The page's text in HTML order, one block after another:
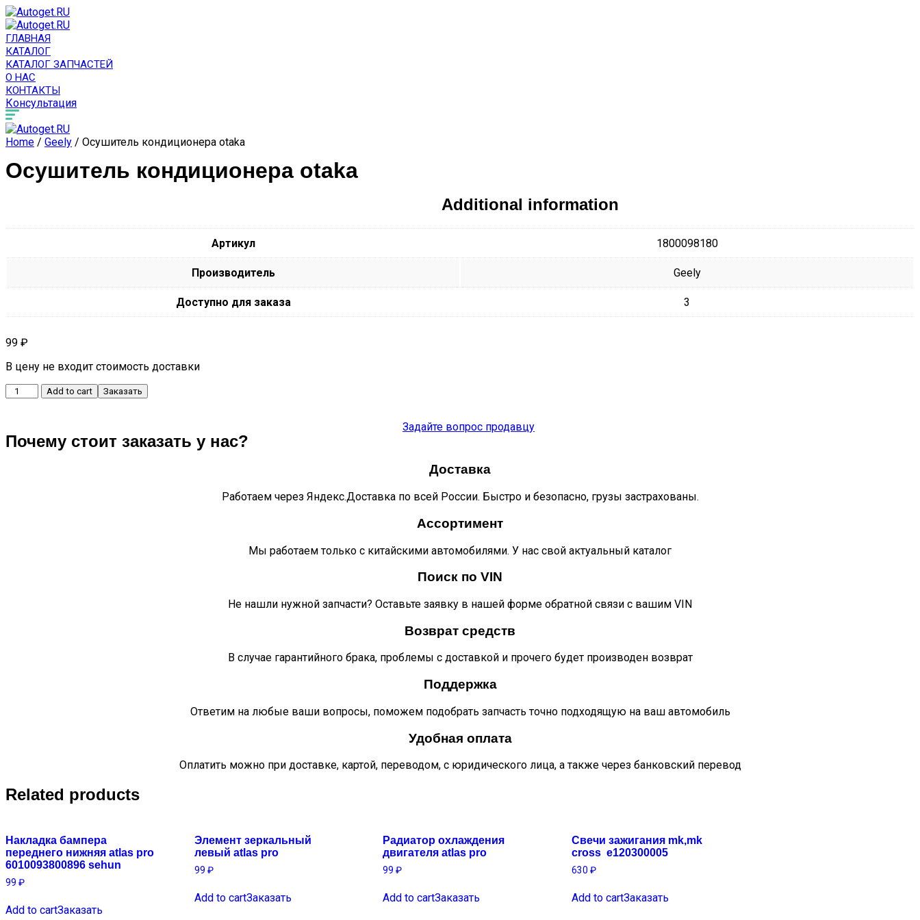
ГЛАВНАЯ
КАТАЛОГ
КАТАЛОГ ЗАПЧАСТЕЙ
О НАС
КОНТАКТЫ
Консультация
Home / Geely / Осушитель кондиционера otaka
Осушитель кондиционера otaka
Additional information
Артикул 1800098180
Производитель Geely
Доступно для заказа 3
99 ₽
В цену не входит стоимость доставки
Осушитель
кондиционера
Add to cart Заказать
Задайте вопрос продавцу
Почему стоит заказать у нас?
Доставка
Работаем через Яндекс.Доставка по всей России. Быстро и безопасно, грузы застрахованы.
Ассортимент
Мы работаем только с китайскими автомобилями. У нас свой актуальный каталог
Поиск по VIN
Не нашли нужной запчасти? Оставьте заявку в нашей форме обратной связи с вашим VIN
Возврат средств
В случае гарантийного брака, проблемы с доставкой и прочего будет производен возврат
Поддержка
Ответим на любые ваши вопросы, поможем подобрать запчасть точно подходящую на ваш автомобиль
Удобная оплата
Оплатить можно при доставке, картой, переводом, с юридического лица, а также через банковский перевод
Related products
Накладка бампера
переднего нижняя atlas pro
6010093800896 sehun
99 ₽
Add to cartЗаказать
Элемент зеркальный
левый atlas pro
99 ₽
Add to cartЗаказать
Радиатор охлаждения
двигателя atlas pro
99₽
Add to cartЗаказать
Свечи зажигания mk,mk
cross e120300005
630 ₽
Add to cartЗаказать